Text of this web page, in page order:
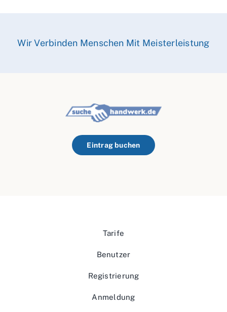
Wir Verbinden Menschen Mit Meisterleistung
Eintrag buchen
Tarife
Benutzer
Registrierung
Anmeldung